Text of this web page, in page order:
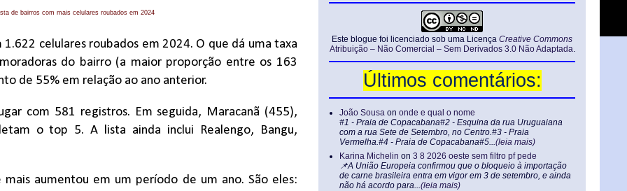
de bairros com mais celulares roubados em 2024
celulares roubados em 2024. O que dá uma taxa
do bairro (a maior proporção entre os 163
de 55% em relação ao ano anterior.
com 581 registros. Em seguida, Maracanã (455),
o top 5. A lista ainda inclui Realengo, Bangu,
aumentou em um período de um ano. São eles:
Este blogue foi licenciado sob uma Licença Creative Commons
Atribuição – Não Comercial – Sem Derivados 3.0 Não Adaptada.
Últimos comentários:
João Sousa on onde e qual o nome
#1 - Praia de Copacabana#2 - Esquina da rua Uruguaiana
com a rua Sete de Setembro, no Centro.#3 - Praia
Vermelha.#4 - Praia de Copacabana#5...(leia mais)
Karina Michelin on 3 8 2026 oeste sem filtro pf pede
📌A União Europeia confirmou que o bloqueio à importação
de carne brasileira entra em vigor em 3 de setembro, e ainda
não há acordo para...(leia mais)